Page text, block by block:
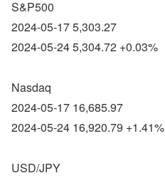
S&P500
2024-05-17 5,303.27
2024-05-24 5,304.72 +0.03%
Nasdaq
2024-05-17 16,685.97
2024-05-24 16,920.79 +1.41%
USD/JPY